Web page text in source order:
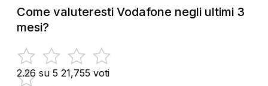
Come valuteresti Vodafone negli ultimi 3
mesi?
2.26 su 5 21,755 voti